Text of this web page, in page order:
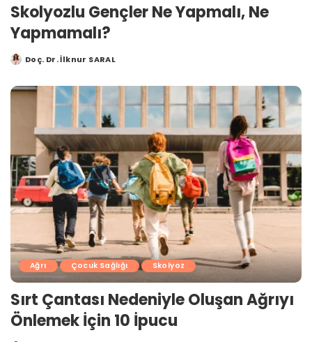
Skolyozlu Gençler Ne Yapmalı, Ne
Yapmamalı?
PostedDoç. Dr. İlknur SARAL
Ağrı Çocuk Sağlığı Skolyoz
Sırt Çantası Nedeniyle Oluşan Ağrıyı
Önlemek İçin 10 İpucu